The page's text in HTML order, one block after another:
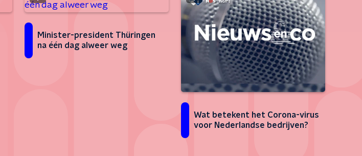
Minister-president Thüringen
na één dag alweer weg
Wat betekent het Corona-virus
voor Nederlandse bedrijven?